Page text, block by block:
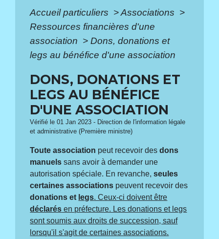
Accueil particuliers >Associations >
Ressources financières d'une
association > Dons, donations et
legs au bénéfice d'une association
DONS, DONATIONS ET
LEGS AU BÉNÉFICE
D'UNE ASSOCIATION
Vérifié le 01 Jan 2023 - Direction de l'information légale
et administrative (Première ministre)
Toute association peut recevoir desdons
manuels sans avoir à demander une
autorisation spéciale. En revanche,seules
certaines associations peuvent recevoir des
donations et legs. Ceux-ci doivent être
déclarés en préfecture. Les donations et legs
sont soumis aux droits de succession, sauf
lorsqu'il s'agit de certaines associations.